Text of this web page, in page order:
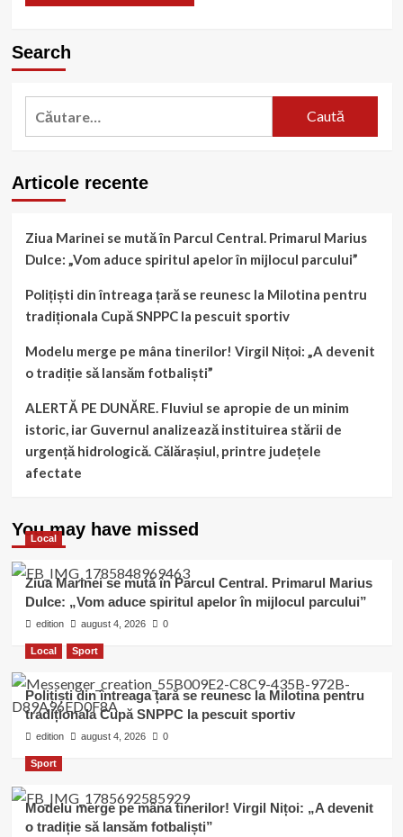
Search
Caută
Articole recente
Ziua Marinei se mută în Parcul Central. Primarul Marius
Dulce: „Vom aduce spiritul apelor în mijlocul parcului”
Polițiști din întreaga țară se reunesc la Milotina pentru
tradiționala Cupă SNPPC la pescuit sportiv
Modelu merge pe mâna tinerilor! Virgil Nițoi: „A devenit
o tradiție să lansăm fotbaliști”
ALERTĂ PE DUNĂRE. Fluviul se apropie de un minim
istoric, iar Guvernul analizează instituirea stării de
urgență hidrologică. Călărașiul, printre județele
afectate
You may have missed
Local
Ziua Marinei se mută în Parcul Central. Primarul Marius
Dulce: „Vom aduce spiritul apelor în mijlocul parcului”
edition august 4, 2026 0
Local Sport
Polițiști din întreaga țară se reunesc la Milotina pentru
tradiționala Cupă SNPPC la pescuit sportiv
edition august 4, 2026 0
Sport
Modelu merge pe mâna tinerilor! Virgil Nițoi: „A devenit
o tradiție să lansăm fotbaliști”